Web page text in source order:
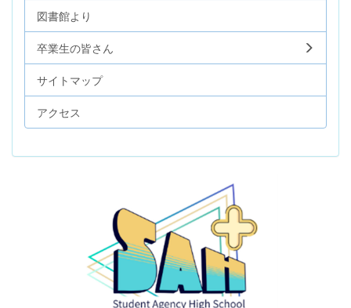
図書館より
卒業生の皆さん
サイトマップ
アクセス